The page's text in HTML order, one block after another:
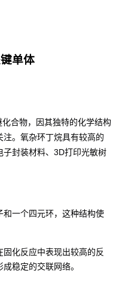
单体
合物，因其独特的化学结构
。氧杂环丁烷具有较高的
封装材料、3D打印光敏树
一个四元环，这种结构使
化反应中表现出较高的反
稳定的交联网络。